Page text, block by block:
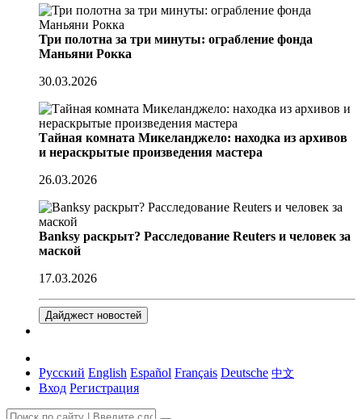
Три полотна за три минуты: ограбление фонда
Маньяни Рокка
30.03.2026
Тайная комната Микеланджело: находка из архивов
и нераскрытые произведения мастера
26.03.2026
Banksy раскрыт? Расследование Reuters и человек за
маской
17.03.2026
Дайджест новостей
Русский English Español Français Deutsche 中文
Вход Регистрация